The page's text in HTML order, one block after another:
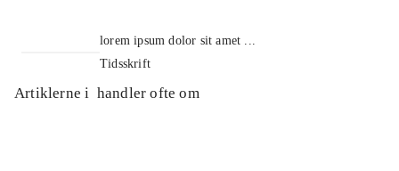
lorem ipsum dolor sit amet ...
Tidsskrift
Artiklerne i handler ofte om